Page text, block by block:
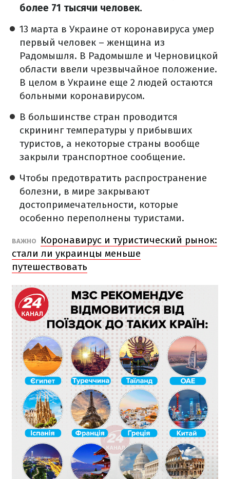
более 71 тысячи человек.
13 марта в Украине от коронавируса умер
первый человек – женщина из
Радомышля. В Радомышле и Черновицкой
области ввели чрезвычайное положение.
В целом в Украине еще 2 людей остаются
больными коронавирусом.
В большинстве стран проводится
скрининг температуры у прибывших
туристов, а некоторые страны вообще
закрыли транспортное сообщение.
Чтобы предотвратить распространение
болезни, в мире закрывают
достопримечательности, которые
особенно переполнены туристами.
ВАЖНО
Коронавирус и туристический рынок:
стали ли украинцы меньше
путешествовать